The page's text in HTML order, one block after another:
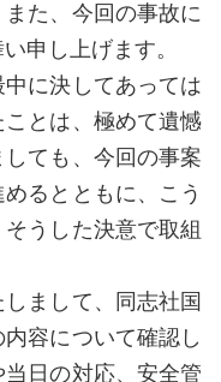
た、今回の事故に
申し上げます。
に決してあっては
とは、極めて遺憾
ても、今回の事案
るとともに、こう
うした決意で取組
まして、同志社国
容について確認し
日の対応、安全管